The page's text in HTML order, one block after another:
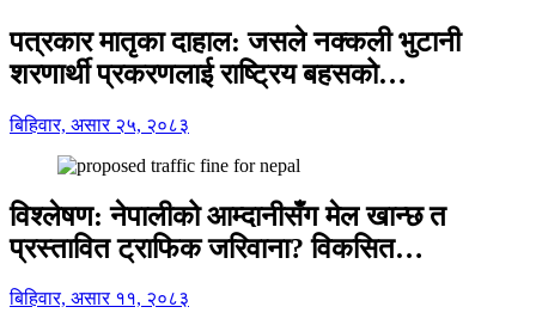
पत्रकार मातृका दाहाल: जसले नक्कली भुटानी
शरणार्थी प्रकरणलाई राष्ट्रिय बहसको…
बिहिवार, असार २५, २०८३
विश्लेषण: नेपालीको आम्दानीसँग मेल खान्छ त
प्रस्तावित ट्राफिक जरिवाना? विकसित…
बिहिवार, असार ११, २०८३